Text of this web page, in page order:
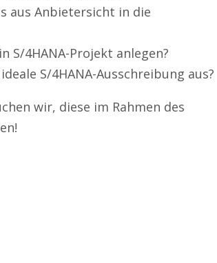
aus Anbietersicht in die
S/4HANA-Projekt anlegen?
S/4HANA-Ausschreibung aus?
wir, diese im Rahmen des